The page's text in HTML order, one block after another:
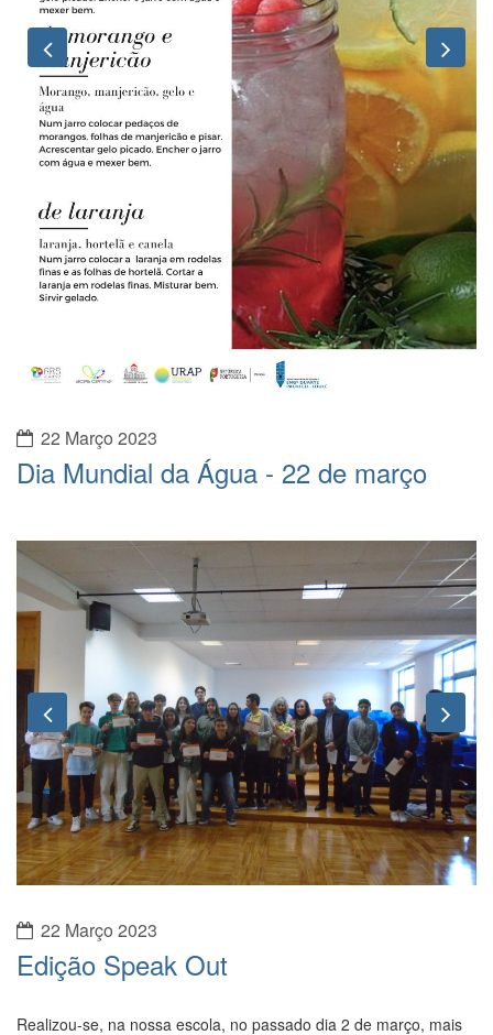
Previous
Dia Mundial da Água - 22 de março
Previous
22 Março 2023
Edição Speak Out
Realizou-se, na nossa escola, no passado dia 2 de março, mais